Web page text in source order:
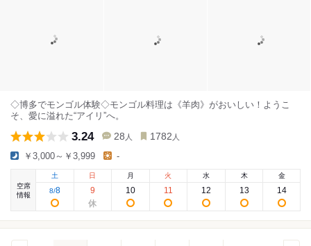
◇博多でモンゴル体験◇モンゴル料理は《羊肉》がおいしい！ようこ
そ、愛に溢れた“アイリ”へ。
3.24 28 人 1782 人
￥3,000～￥3,999 -
空席
情報
土
8/8
日
9
月
10
火
11
水
12
木
13
金
14